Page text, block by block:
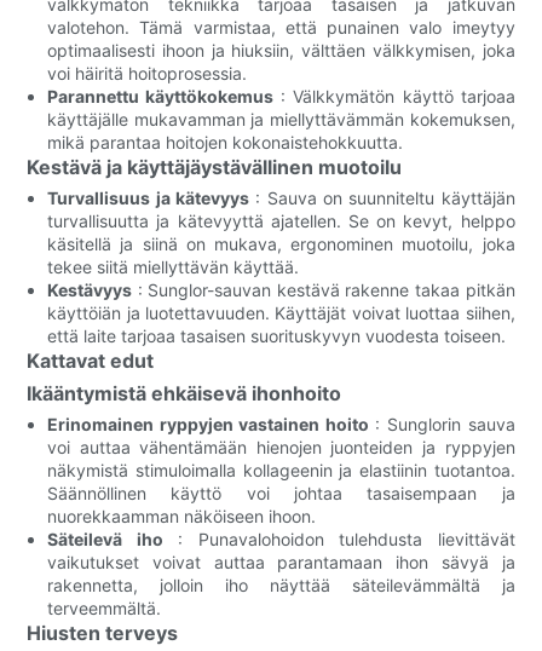
valotehon. Tämä varmistaa, että punainen valo imeytyy
optimaalisesti ihoon ja hiuksiin, välttäen välkkymisen, joka
voi häiritä hoitoprosessia.
Parannettu käyttökokemus : Välkkymätön käyttö tarjoaa
käyttäjälle mukavamman ja miellyttävämmän kokemuksen,
mikä parantaa hoitojen kokonaistehokkuutta.
Kestävä ja käyttäjäystävällinen muotoilu
Turvallisuus ja kätevyys: Sauva on suunniteltu käyttäjän
turvallisuutta ja kätevyyttä ajatellen. Se on kevyt, helppo
käsitellä ja siinä on mukava, ergonominen muotoilu, joka
tekee siitä miellyttävän käyttää.
Kestävyys : Sunglor-sauvan kestävä rakenne takaa pitkän
käyttöiän ja luotettavuuden. Käyttäjät voivat luottaa siihen,
että laite tarjoaa tasaisen suorituskyvyn vuodesta toiseen.
Kattavat edut
Ikääntymistä ehkäisevä ihonhoito
Erinomainen ryppyjen vastainen hoito : Sunglorin sauva
voi auttaa vähentämään hienojen juonteiden ja ryppyjen
näkymistä stimuloimalla kollageenin ja elastiinin tuotantoa.
Säännöllinen käyttö voi johtaa tasaisempaan ja
nuorekkaamman näköiseen ihoon.
Säteilevä iho : Punavalohoidon tulehdusta lievittävät
vaikutukset voivat auttaa parantamaan ihon sävyä ja
rakennetta, jolloin iho näyttää säteilevämmältä ja
terveemmältä.
Hiusten terveys